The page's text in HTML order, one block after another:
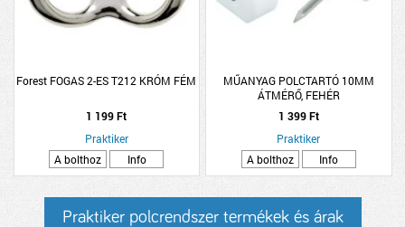
Forest FOGAS 2-ES T212 KRÓM FÉM
1 199 Ft
Praktiker
A bolthoz
Info
MŰANYAG POLCTARTÓ 10MM
ÁTMÉRŐ, FEHÉR
1 399 Ft
Praktiker
A bolthoz
Info
Praktiker polcrendszer termékek és árak